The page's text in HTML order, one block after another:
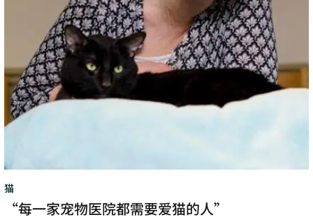
的
人”
猫
“每一家宠物医院都需要爱猫的人”